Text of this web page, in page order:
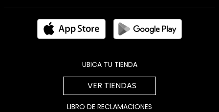
UBICA TU TIENDA
VER TIENDAS
LIBRO DE RECLAMACIONES